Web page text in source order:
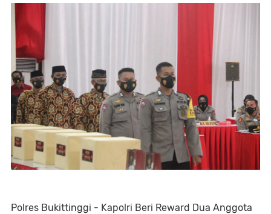
Polres Bukittinggi - Kapolri Beri Reward Dua Anggota